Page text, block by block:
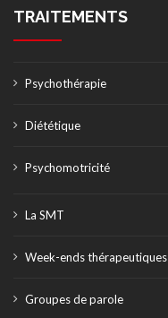
TRAITEMENTS
Psychothérapie
Diététique
Psychomotricité
La SMT
Week-ends thérapeutiques
Groupes de parole